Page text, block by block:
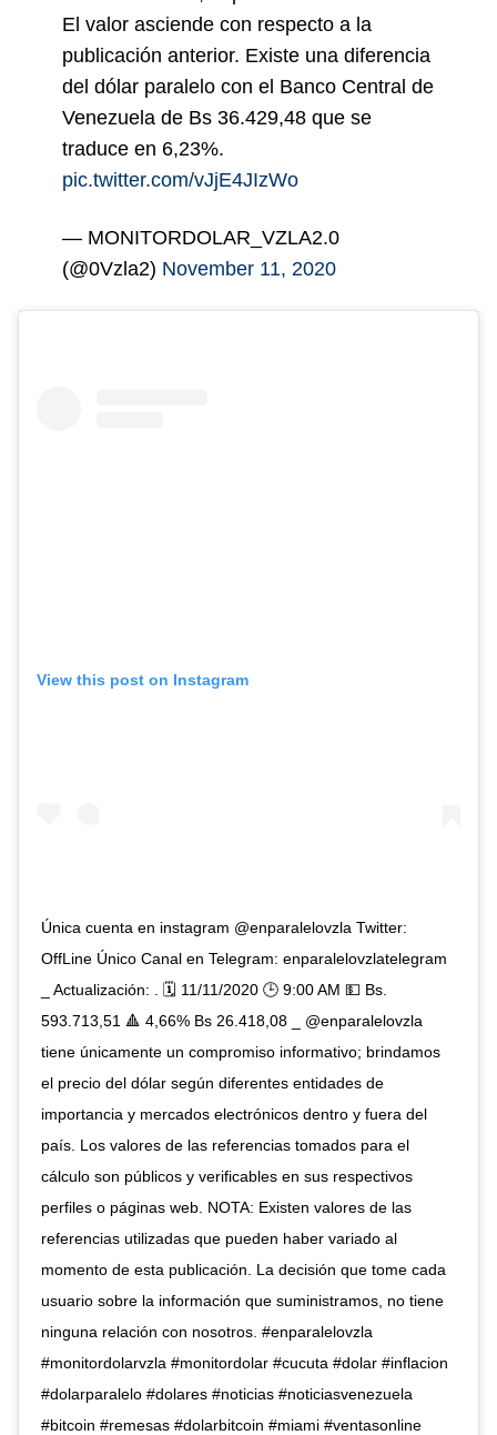
El valor asciende con respecto a la
publicación anterior. Existe una diferencia
del dólar paralelo con el Banco Central de
Venezuela de Bs 36.429,48 que se
traduce en 6,23%.
pic.twitter.com/vJjE4JIzWo
— MONITORDOLAR_VZLA2.0
(@0Vzla2) November 11, 2020
View this post on Instagram
Única cuenta en instagram @enparalelovzla Twitter:
OffLine Único Canal en Telegram: enparalelovzlatelegram
_ Actualización: . 🗓️ 11/11/2020 🕒 9:00 AM 💵 Bs.
593.713,51 🔺 4,66% Bs 26.418,08 _ @enparalelovzla
tiene únicamente un compromiso informativo; brindamos
el precio del dólar según diferentes entidades de
importancia y mercados electrónicos dentro y fuera del
país. Los valores de las referencias tomados para el
cálculo son públicos y verificables en sus respectivos
perfiles o páginas web. NOTA: Existen valores de las
referencias utilizadas que pueden haber variado al
momento de esta publicación. La decisión que tome cada
usuario sobre la información que suministramos, no tiene
ninguna relación con nosotros. #enparalelovzla
#monitordolarvzla #monitordolar #cucuta #dolar #inflacion
#dolarparalelo #dolares #noticias #noticiasvenezuela
#bitcoin #remesas #dolarbitcoin #miami #ventasonline